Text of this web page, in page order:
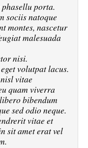
porta.
sociis natoque
montes, nascetur
malesuada
nisi.
volutpat lacus.
vitae
quam viverra
bibendum
sed odio neque.
vitae et
sit amet erat vel